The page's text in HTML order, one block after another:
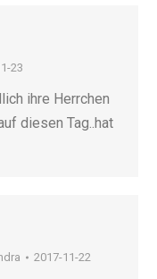
23
ihre Herrchen
diesen Tag..hat
2017-11-22